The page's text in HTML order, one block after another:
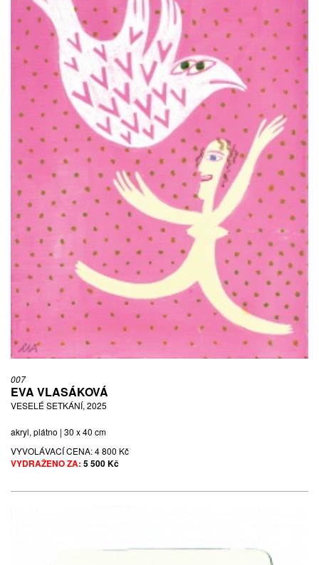
007
EVA VLASÁKOVÁ
VESELÉ SETKÁNÍ, 2025
akryl, plátno | 30 x 40 cm
VYVOLÁVACÍ CENA:4 800 Kč
VYDRAŽENO ZA: 5 500 Kč